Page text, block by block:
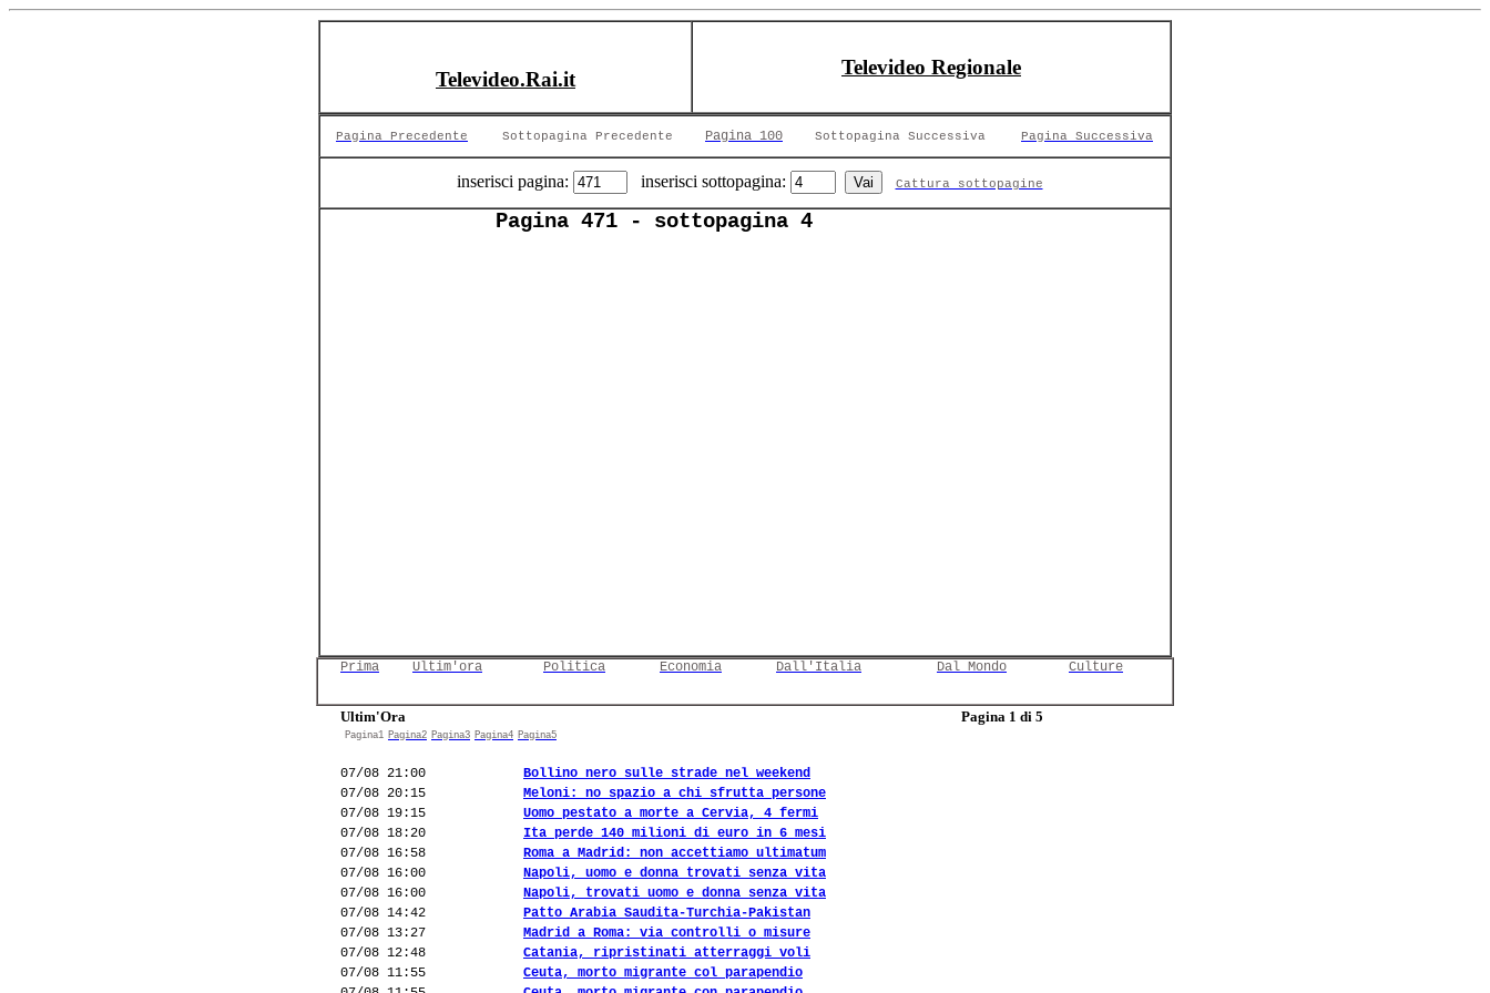
Televideo.Rai.it
Televideo Regionale
Pagina Precedente Sottopagina Precedente Pagina 100 Sottopagina Successiva Pagina Successiva
inserisci pagina: inserisci sottopagina: Cattura sottopagine
Pagina 471 - sottopagina 4
Prima Ultim'ora Politica Economia Dall'Italia Dal Mondo Culture
Ultim'Ora Pagina 1 di 5
Pagina1 Pagina2 Pagina3 Pagina4 Pagina5
07/08 21:00
Bollino nero sulle strade nel weekend
07/08 20:15
Meloni: no spazio a chi sfrutta persone
07/08 19:15
Uomo pestato a morte a Cervia, 4 fermi
07/08 18:20
Ita perde 140 milioni di euro in 6 mesi
07/08 16:58
Roma a Madrid: non accettiamo ultimatum
07/08 16:00
Napoli, uomo e donna trovati senza vita
07/08 16:00
Napoli, trovati uomo e donna senza vita
07/08 14:42
Patto Arabia Saudita-Turchia-Pakistan
07/08 13:27
Madrid a Roma: via controlli o misure
07/08 12:48
Catania, ripristinati atterraggi voli
07/08 11:55
Ceuta, morto migrante col parapendio